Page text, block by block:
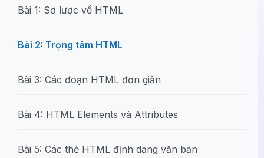
Bài 1: Sơ lược về HTML
Bài 2: Trọng tâm HTML
Bài 3: Các đoạn HTML đơn giản
Bài 4: HTML Elements và Attributes
Bài 5: Các thẻ HTML định dạng văn bản